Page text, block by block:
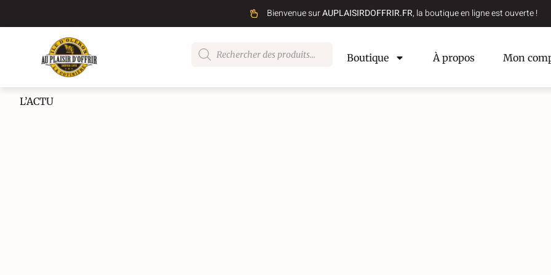
Bienvenue surAUPLAISIRDOFFRIR.FR, la boutique en ligne est ouverte !
Boutique À propos Mon
L’ACTU